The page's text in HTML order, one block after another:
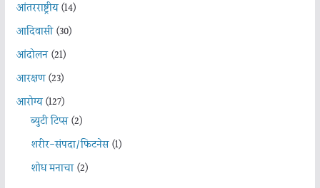
आंतरराष्ट्रीय(14)
आदिवासी(30)
आंदोलन(21)
आरक्षण(23)
आरोग्य(127)
ब्युटी टिप्स(2)
शरीर-संपदा/फिटनेस(1)
शोध मनाचा(2)